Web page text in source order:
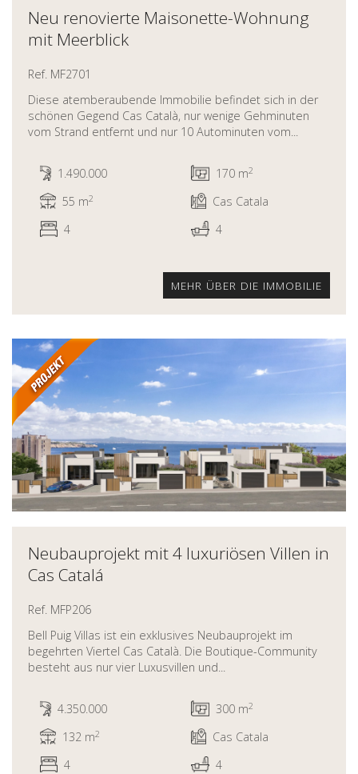
Neu renovierte Maisonette-Wohnung
mit Meerblick
Ref. MF2701
Diese atemberaubende Immobilie befindet sich in der
schönen Gegend Cas Català, nur wenige Gehminuten
vom Strand entfernt und nur 10 Autominuten vom...
1.490.000 170 m2
55 m2
Cas Catala
4
4
MEHR ÜBER DIE IMMOBILIE
Neubauprojekt mit 4 luxuriösen Villen in
Cas Catalá
Ref. MFP206
Bell Puig Villas ist ein exklusives Neubauprojekt im
begehrten Viertel Cas Català. Die Boutique-Community
besteht aus nur vier Luxusvillen und...
4.350.000 300 m2
132 m2
Cas Catala
4
4